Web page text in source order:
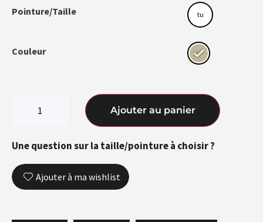
Pointure/Taille tu
Couleur
Ajouter au panier
Une question sur la taille/pointure à choisir ?
Ajouter à ma wishlist